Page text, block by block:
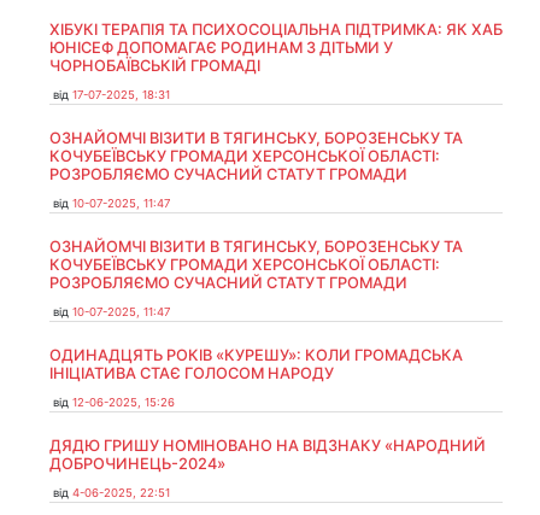
ХІБУКІ ТЕРАПІЯ ТА ПСИХОСОЦІАЛЬНА ПІДТРИМКА: ЯК ХАБ
ЮНІСЕФ ДОПОМАГАЄ РОДИНАМ З ДІТЬМИ У
ЧОРНОБАЇВСЬКІЙ ГРОМАДІ
від 17-07-2025, 18:31
ОЗНАЙОМЧІ ВІЗИТИ В ТЯГИНСЬКУ, БОРОЗЕНСЬКУ ТА
КОЧУБЕЇВСЬКУ ГРОМАДИ ХЕРСОНСЬКОЇ ОБЛАСТІ:
РОЗРОБЛЯЄМО СУЧАСНИЙ СТАТУТ ГРОМАДИ
від 10-07-2025, 11:47
ОЗНАЙОМЧІ ВІЗИТИ В ТЯГИНСЬКУ, БОРОЗЕНСЬКУ ТА
КОЧУБЕЇВСЬКУ ГРОМАДИ ХЕРСОНСЬКОЇ ОБЛАСТІ:
РОЗРОБЛЯЄМО СУЧАСНИЙ СТАТУТ ГРОМАДИ
від 10-07-2025, 11:47
ОДИНАДЦЯТЬ РОКІВ «КУРЕШУ»: КОЛИ ГРОМАДСЬКА
ІНІЦІАТИВА СТАЄ ГОЛОСОМ НАРОДУ
від 12-06-2025, 15:26
ДЯДЮ ГРИШУ НОМІНОВАНО НА ВІДЗНАКУ «НАРОДНИЙ
ДОБРОЧИНЕЦЬ-2024»
від 4-06-2025, 22:51